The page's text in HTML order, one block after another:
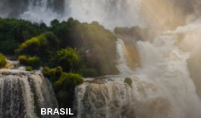
BRASIL